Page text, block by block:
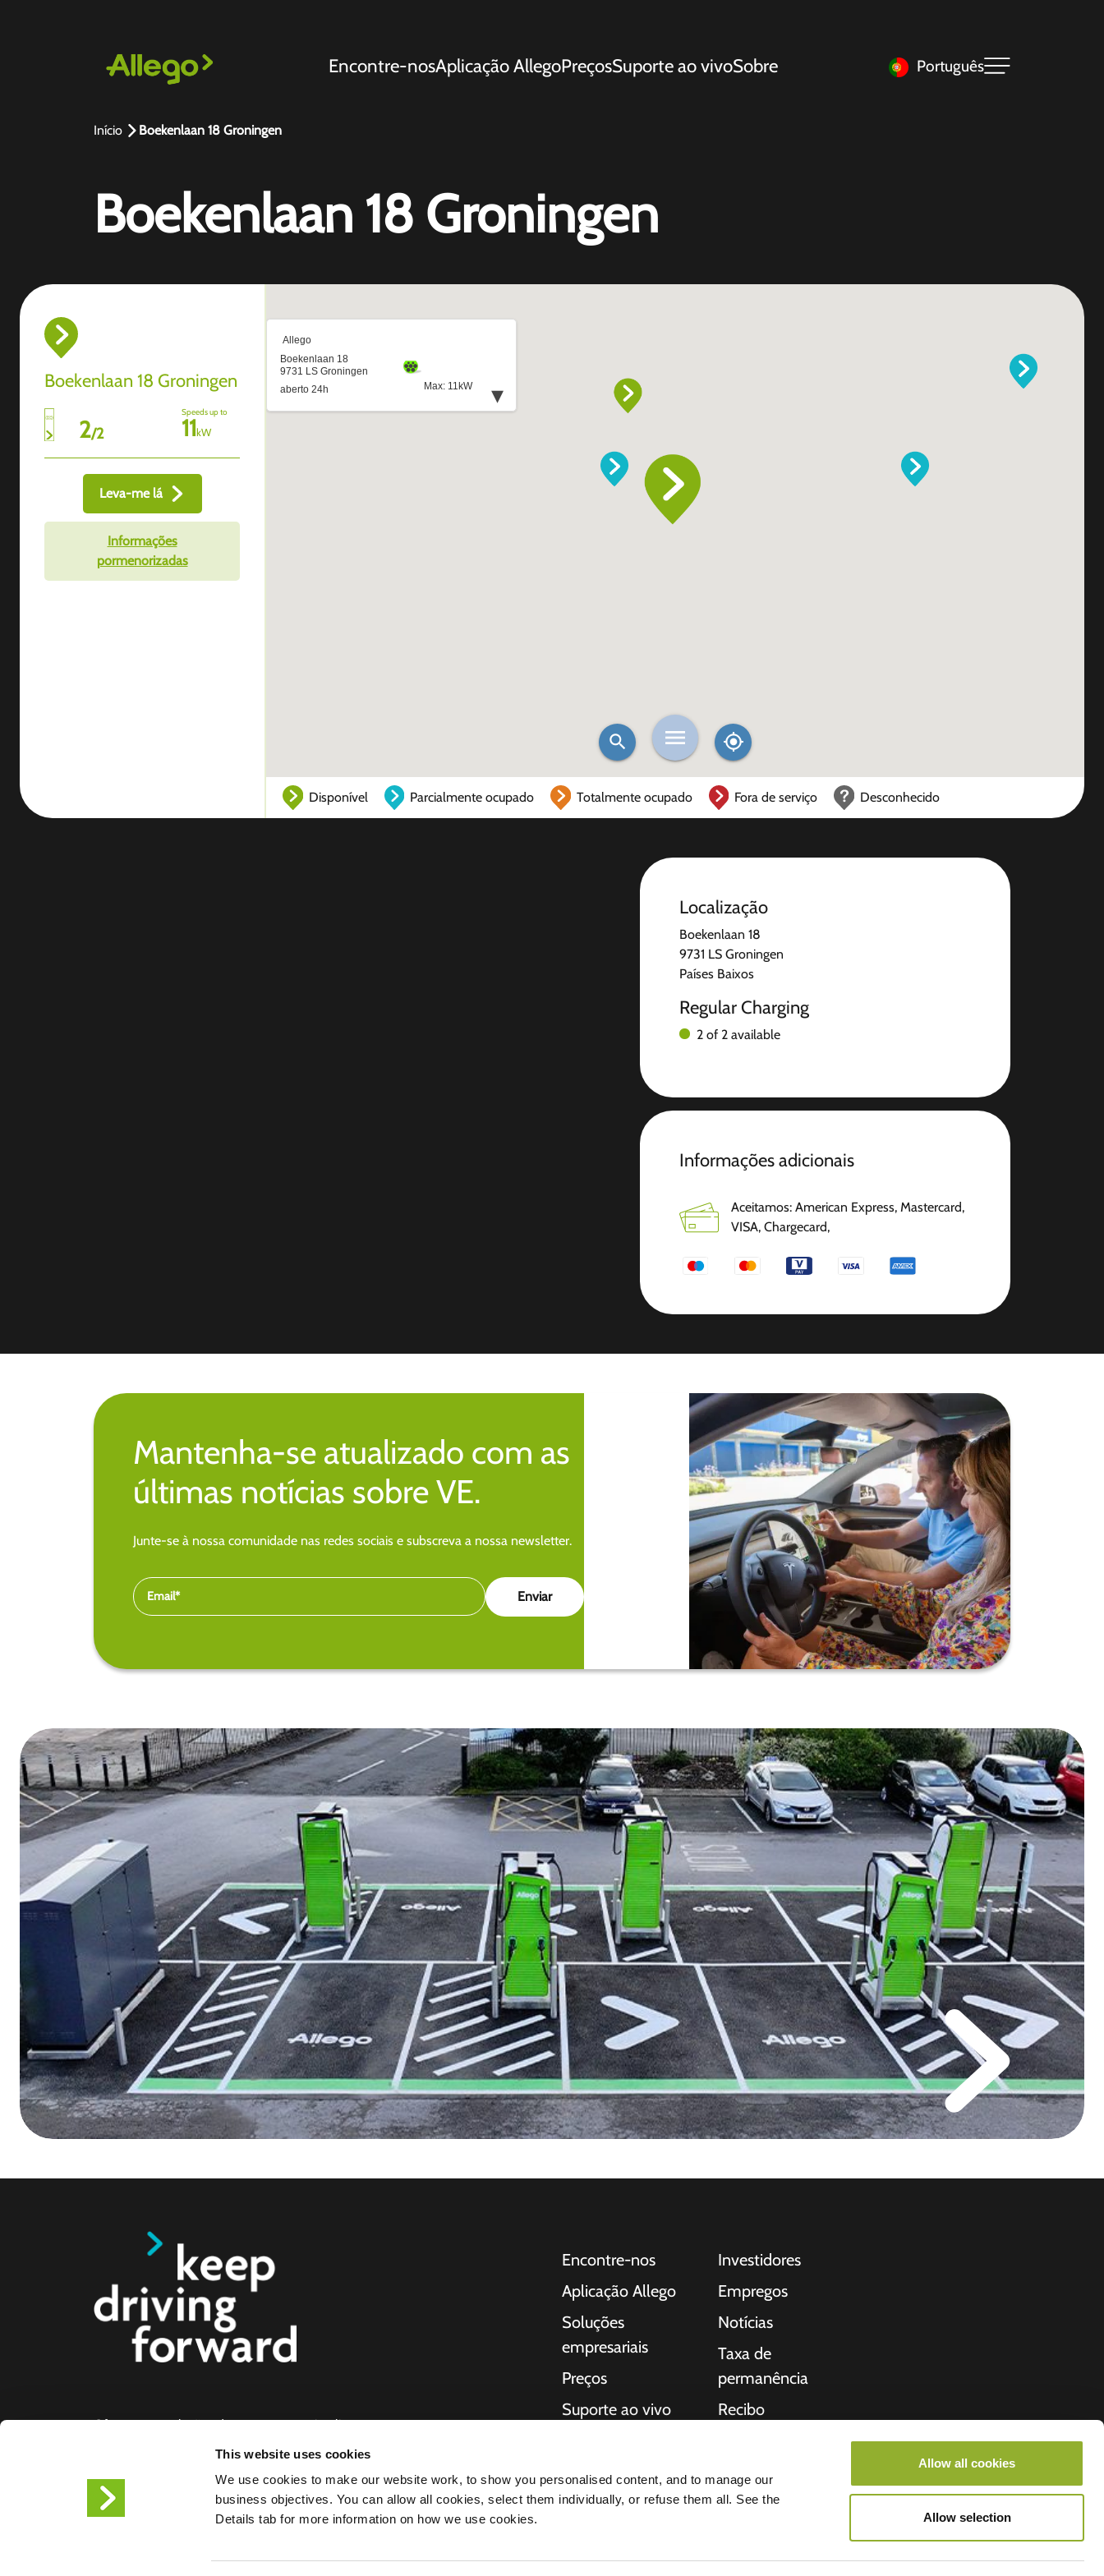
This website uses cookies
We use cookies to make our website work, to show you personalised content, and to manage our
business objectives. You can allow all cookies, select them individually, or refuse them all. See the
Details tab for more information on how we use cookies.
Allow all cookies
Allow selection
Encontre-nosAplicação AllegoPreçosSuporte ao vivoSobre Português
Início Boekenlaan 18 Groningen
Boekenlaan 18 Groningen
Boekenlaan 18 Groningen
2/2
Speeds up to
11kW
Leva-me lá
Informações
pormenorizadas
Disponível Parcialmente ocupado Totalmente ocupado Fora de serviço Desconhecido
Localização
Boekenlaan 18
9731 LS Groningen
Países Baixos
Regular Charging
2 of 2 available
Informações adicionais
Aceitamos: American Express, Mastercard,
VISA, Chargecard,
Mantenha-se atualizado com as
últimas notícias sobre VE.
Junte-se à nossa comunidade nas redes sociais e subscreva a nossa newsletter.
Oferecemos soluções de carregamento inteligente para carros
empresas e cidades. As nossas soluções de carregamento completas
facilitam às empresas e às cidades a disponibilização da
infraestrutura de que os condutores de veículos eléctricos
necessitam, enquanto a escalabilidade dos nossos produtos nos
Encontre-nos
Aplicação Allego
Soluções
empresariais
Preços
Suporte ao vivo
Fornecedores
Investidores
Empregos
Notícias
Taxa de
permanência
Recibo